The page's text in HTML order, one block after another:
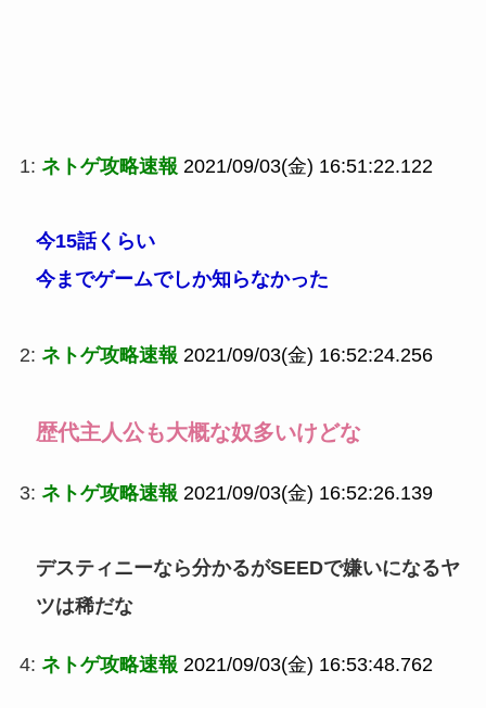
1: ネトゲ攻略速報 2021/09/03(金) 16:51:22.122
今15話くらい
今までゲームでしか知らなかった
2: ネトゲ攻略速報 2021/09/03(金) 16:52:24.256
歴代主人公も大概な奴多いけどな
3: ネトゲ攻略速報 2021/09/03(金) 16:52:26.139
デスティニーなら分かるがSEEDで嫌いになるヤ
ツは稀だな
4: ネトゲ攻略速報 2021/09/03(金) 16:53:48.762